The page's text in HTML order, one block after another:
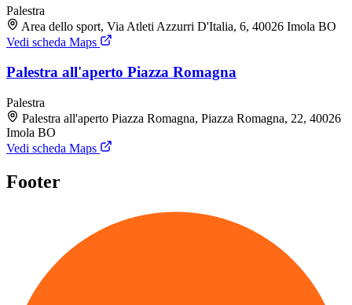
Palestra
Area dello sport, Via Atleti Azzurri D'Italia, 6, 40026 Imola BO
Vedi scheda Maps
Palestra all'aperto Piazza Romagna
Palestra
Palestra all'aperto Piazza Romagna, Piazza Romagna, 22, 40026
Imola BO
Vedi scheda Maps
Footer